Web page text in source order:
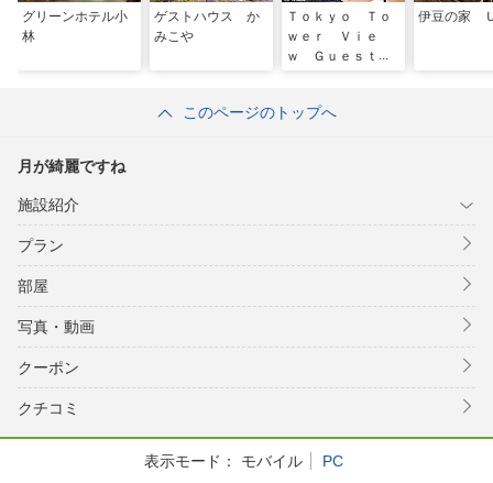
グリーンホテル小
林
ゲストハウス か
みこや
Ｔｏｋｙｏ Ｔｏ
ｗｅｒ Ｖｉｅ
ｗ Ｇｕｅｓｔ
伊豆の家
このページのトップへ
月が綺麗ですね
施設紹介
プラン
部屋
写真・動画
クーポン
クチコミ
表示モード： モバイル PC